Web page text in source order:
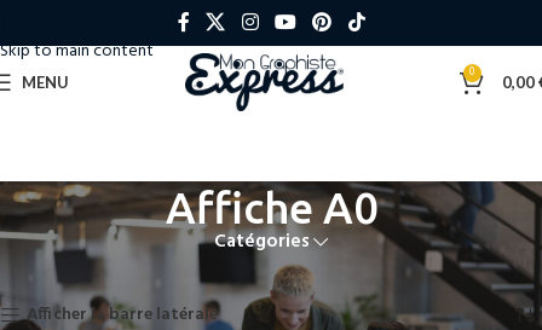
Skip to main content
MENU 0 0,00
Affiche A0
Catégories
» Affiche A0
Voici le seul résultat
Afficher la barre latérale